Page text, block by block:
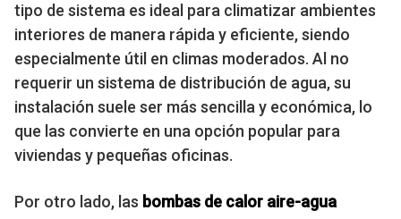
tipo de sistema es ideal para climatizar ambientes
interiores de manera rápida y eficiente, siendo
especialmente útil en climas moderados. Al no
requerir un sistema de distribución de agua, su
instalación suele ser más sencilla y económica, lo
que las convierte en una opción popular para
viviendas y pequeñas oficinas.
Por otro lado, las bombas de calor aire-agua